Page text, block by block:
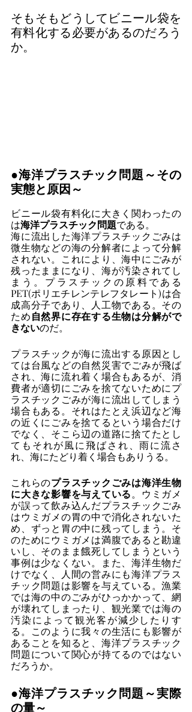
そもそもどうしてビニール袋を
有料化する必要があるのだろう
か。
●海洋プラスチック問題～その
実態と原因～
ビニール袋有料化に大きく関わったの
は海洋プラスチック問題である。
海に流出した海洋プラスチックごみは
微生物などの海の分解者によって分解
されない。これにより、海中にごみが
残ったままになり、海が汚染されてし
まう。プラスチックの原料である
PET(ポリエチレンテレフタレート)は合
成高分子であり、人工物である。その
ため自然界に存在する生物は分解がで
きないのだ。
プラスチックが海に流出する原因とし
ては台風などの自然災害でごみが飛ば
され、海に流れ着く場合もあるが、消
費者が適切にごみを捨てないためにプ
ラスチックごみが海に流出してしまう
場合もある。それはたとえ浜辺など海
の近くにごみを捨てるという場合だけ
でなく、そこら辺の道路に捨てたとし
てもそれが風に飛ばされ、雨に流さ
れ、海にたどり着く場合もありうる。
これらのプラスチックごみは海洋生物
に大きな影響を与えている。ウミガメ
が誤って飲み込んだプラスチックごみ
はウミガメの胃の中で消化されないた
め、ずっと胃の中に残ってしまう。そ
のためにウミガメは満腹であると勘違
いし、そのまま餓死してしまうという
事例は少なくない。また、海洋生物だ
けでなく、人間の営みにも海洋プラス
チック問題は影響を与えている。漁業
では海の中のごみがひっかかって、網
が壊れてしまったり、観光業では海の
汚染によって観光客が減少したりす
る。このように我々の生活にも影響が
あることを知ると、海洋プラスチック
問題について関心が持てるのではない
だろうか。
●海洋プラスチック問題～実際
の量～